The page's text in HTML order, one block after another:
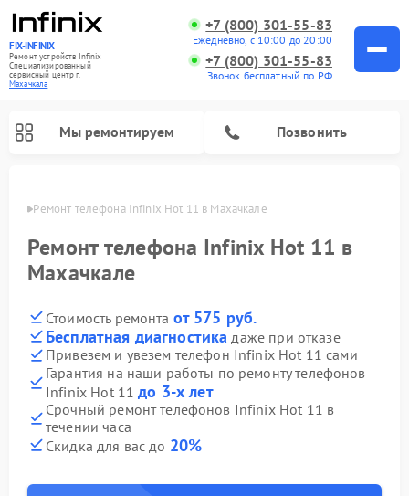
FIX-INFINIX
Ремонт устройств Infinix
Специализированный
cервисный центр г.
Махачкала
+7 (800) 301-55-83
Ежедневно, с 10:00 до 20:00
+7 (800) 301-55-83
Звонок бесплатный по РФ
Мы ремонтируем Позвонить
Ремонт телефона Infinix Hot 11 в Махачкале
Ремонт телефона Infinix Hot 11 в
Махачкале
Стоимость ремонта от 575 руб.
Бесплатная диагностика даже при отказе
Привезем и увезем телефон Infinix Hot 11 сами
Гарантия на наши работы по ремонту телефонов
Infinix Hot 11до 3-х лет
Срочный ремонт телефонов Infinix Hot 11 в
течении часа
Скидка для вас до 20%